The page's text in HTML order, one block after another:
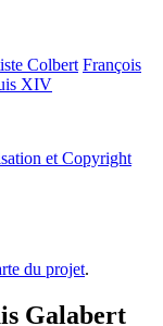
Colbert François
XIV
et Copyright
du projet.
Galabert